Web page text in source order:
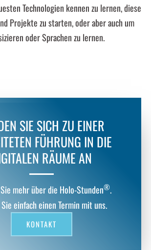
Technologien kennen zu lernen, diese
Projekte zu starten, oder aber auch um
oder Sprachen zu lernen.
SIE SICH ZU EINER
FÜHRUNG IN DIE
RÄUME AN
mehr über die Holo-Stunden®.
einfach einen Termin mit uns.
KONTAKT